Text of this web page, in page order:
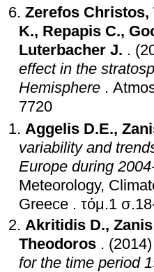
Zerefos Christos,
K., Repapis C.,
Luterbacher J. .
effect in the
Hemisphere .
7720
Aggelis D.E.,
variability and
Europe during
Meteorology,
Greece .
τόμ.1
Akritidis D.,
Theodoros . (2014)
for the time period